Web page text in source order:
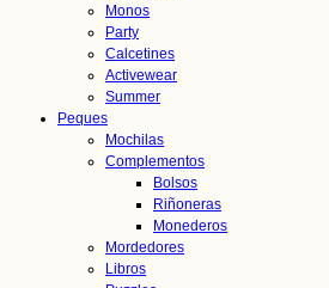
Monos
Party
Calcetines
Activewear
Summer
Peques
Mochilas
Complementos
Bolsos
Riñoneras
Monederos
Mordedores
Libros